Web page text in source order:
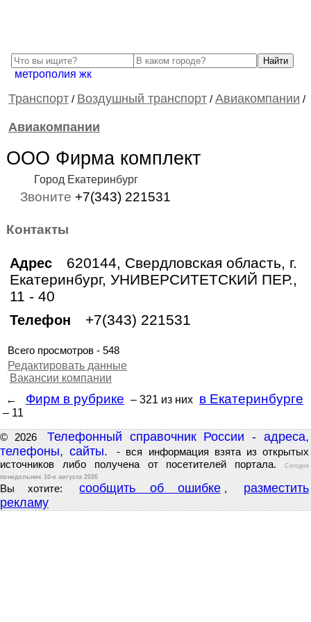
метрополия жк
Транспорт / Воздушный транспорт / Авиакомпании /
Авиакомпании
ООО Фирма комплект
Город Екатеринбург
Звоните +7(343) 221531
Контакты
Адрес
620144, Свердловская область, г.
Екатеринбург, УНИВЕРСИТЕТСКИЙ ПЕР.,
11 - 40
Телефон +7(343) 221531
Всего просмотров - 548
Редактировать данные
Вакансии компании
←
Фирм в рубрике – 321 из них в Екатеринбурге
– 11
© 2026
Телефонный справочник России - адреса,
телефоны, сайты.
- вся информация взята из открытых
источников либо получена от посетителей портала.
Сегодня
понедельник 10-е августа 2026
Вы хотите: сообщить об ошибке ,
разместить
рекламу